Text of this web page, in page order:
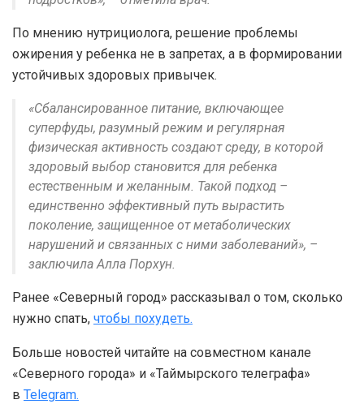
По мнению нутрициолога, решение проблемы
ожирения у ребенка не в запретах, а в формировании
устойчивых здоровых привычек.
«Сбалансированное питание, включающее
суперфуды, разумный режим и регулярная
физическая активность создают среду, в которой
здоровый выбор становится для ребенка
естественным и желанным. Такой подход –
единственно эффективный путь вырастить
поколение, защищенное от метаболических
нарушений и связанных с ними заболеваний», –
заключила Алла Порхун.
Ранее «Северный город» рассказывал о том, сколько
нужно спать, чтобы похудеть.
Больше новостей читайте на совместном канале
«Северного города» и «Таймырского телеграфа»
в Telegram.